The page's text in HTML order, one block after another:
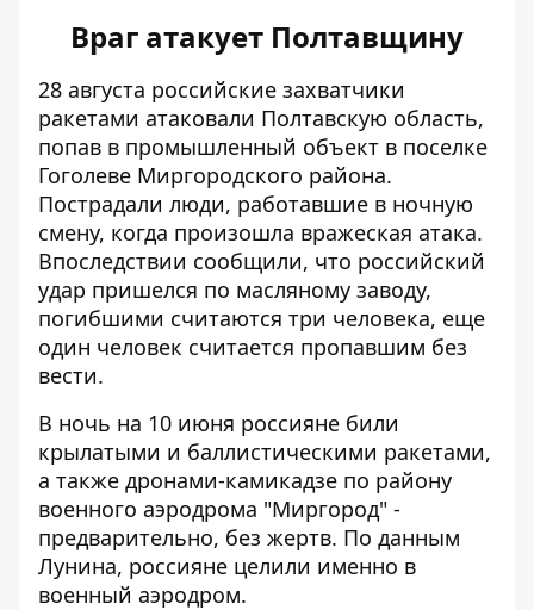
Враг атакует Полтавщину
28 августа российские захватчики
ракетами атаковали Полтавскую область,
попав в промышленный объект в поселке
Гоголеве Миргородского района.
Пострадали люди, работавшие в ночную
смену, когда произошла вражеская атака.
Впоследствии сообщили, что российский
удар пришелся по масляному заводу,
погибшими считаются три человека, еще
один человек считается пропавшим без
вести.
В ночь на 10 июня россияне били
крылатыми и баллистическими ракетами,
а также дронами-камикадзе по району
военного аэродрома "Миргород" -
предварительно, без жертв. По данным
Лунина, россияне целили именно в
военный аэродром.